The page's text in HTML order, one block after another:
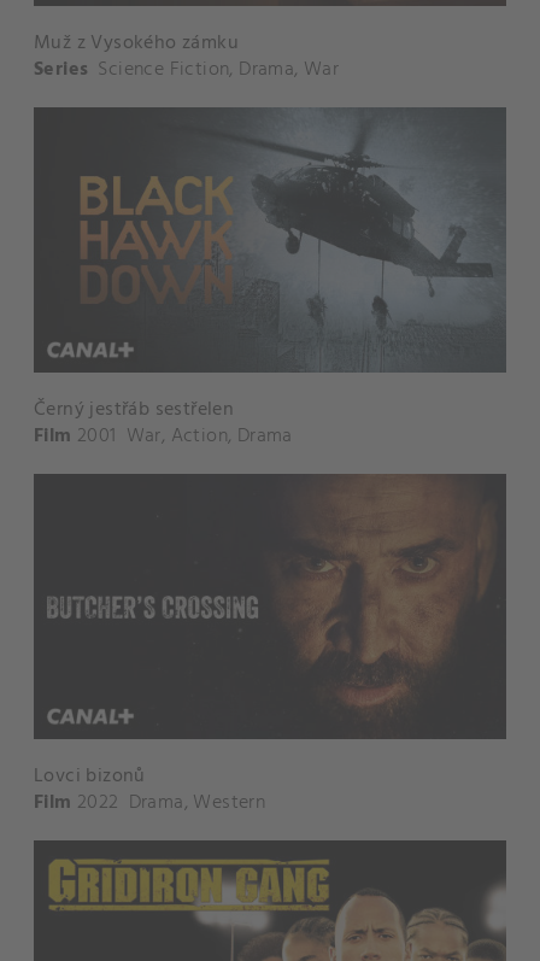
Muž z Vysokého zámku
Series Science Fiction, Drama, War
Černý jestřáb sestřelen
Film 2001 War, Action, Drama
Lovci bizonů
Film 2022 Drama, Western